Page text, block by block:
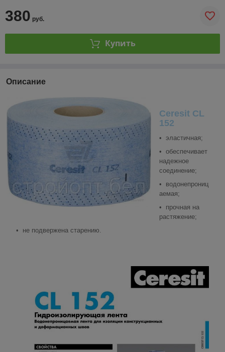
380 руб.
Купить
Описание
Ceresit CL
152
• эластичная;
• обеспечивает
надежное
соединение;
• водонепрониц
аемая;
• прочная на
растяжение;
• не подвержена старению.